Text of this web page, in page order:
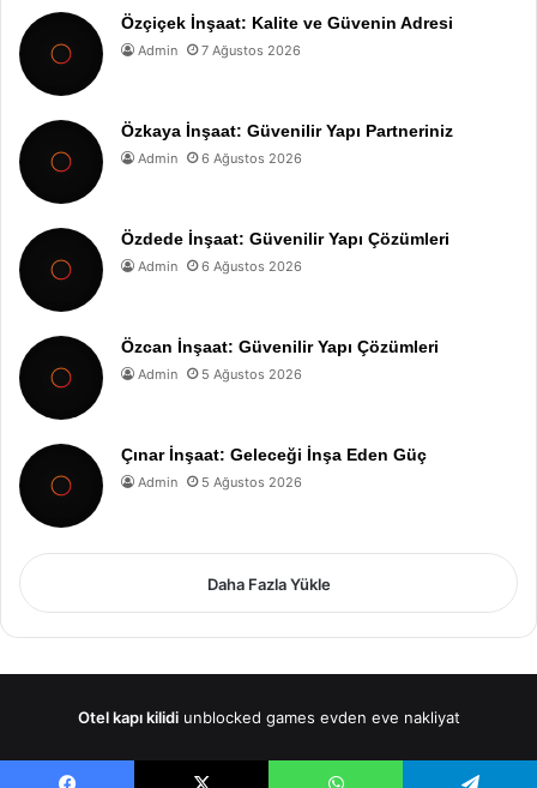
Özçiçek İnşaat: Kalite ve Güvenin Adresi
Admin 7 Ağustos 2026
Özkaya İnşaat: Güvenilir Yapı Partneriniz
Admin 6 Ağustos 2026
Özdede İnşaat: Güvenilir Yapı Çözümleri
Admin 6 Ağustos 2026
Özcan İnşaat: Güvenilir Yapı Çözümleri
Admin 5 Ağustos 2026
Çınar İnşaat: Geleceği İnşa Eden Güç
Admin 5 Ağustos 2026
Daha Fazla Yükle
Otel kapı kilidi unblocked games evden eve nakliyat